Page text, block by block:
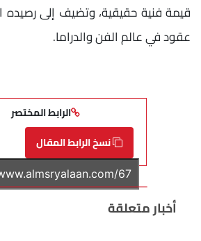
قيمة فنية حقيقية، وتضيف إلى رصيده
عقود في عالم الفن والدراما.
الرابط المختصر
نسخ الرابط المقال
أخبار متعلقة